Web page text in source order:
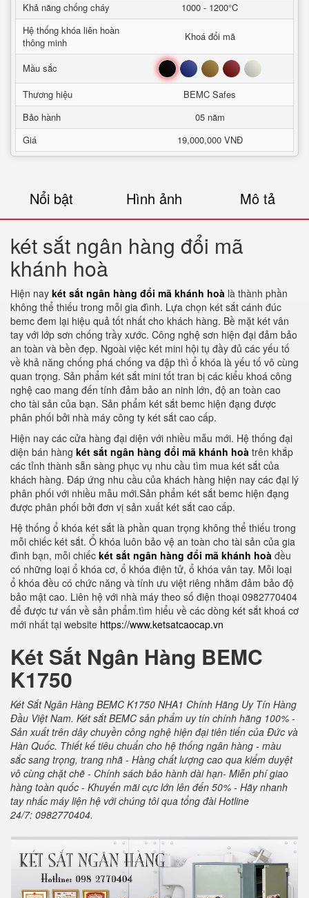
Khả năng chống cháy
1000 - 1200°C
Hệ thống khóa liên hoàn
thông minh
Khoá đổi mã
Mầu sắc Đen Xanh Nâu Đỏ Trắng
Thương hiệu
BEMC Safes
Bảo hành
05 năm
Giá
19,000,000 VNĐ
Nổi bật Hình ảnh Mô tả
két sắt ngân hàng đổi mã
khánh hoà
Hiện nay két sắt ngân hàng đổi mã khánh hoà là thành phần
không thể thiếu trong mỗi gia đình. Lựa chọn két sắt cánh đúc
bemc đem lại hiệu quả tốt nhất cho khách hàng. Bề mặt két vân
tay với lớp sơn chống trầy xước. Công nghệ sơn hiện đại đảm bảo
an toàn và bền đẹp. Ngoài việc két mini hội tụ đầy đủ các yếu tố
về khả năng chống phá chống va đập thì ổ khóa là yếu tố vô cùng
quan trọng. Sản phẩm két sắt mini tốt tran bị các kiểu khoá công
nghệ cao mang đến tính đảm bảo an ninh lớn, độ an toàn cao
cho tài sản của bạn. Sản phẩm két sắt bemc hiện đạng được
phân phối bởi nhà máy công ty két sắt cao cấp.
Hiện nay các cửa hàng đại diện với nhiều mẫu mới. Hệ thống đại
diện bán hàng két sắt ngân hàng đổi mã khánh hoà trên khắp
các tỉnh thành sẵn sàng phục vụ nhu cầu tìm mua két sắt của
khách hàng. Đáp ứng nhu cầu của khách hàng hiện nay các đại lý
phân phối với nhiều mẫu mới.Sản phẩm két sắt bemc hiện đạng
được phân phối bởi đơn vị sản xuất két sắt cao cấp.
Hệ thống ổ khóa két sắt là phần quan trọng không thể thiếu trong
mỗi chiếc két sắt. Ổ khóa luôn bảo vệ an toàn cho tài sản của gia
đình bạn, mỗi chiếc két sắt ngân hàng đổi mã khánh hoà đều
có những loại ổ khóa cơ, ổ khóa điện tử, ổ khóa vân tay. Mỗi loại
ổ khóa đều có chức năng và tính ưu việt riêng nhằm đảm bảo độ
bảo mật cao. Liên hệ với nhà máy theo số điện thoại 0982770404
để được tư vấn về sản phẩm.tìm hiểu về các dòng két sắt khoá cơ
mới nhất tại website https://www.ketsatcaocap.vn
Két Sắt Ngân Hàng BEMC
K1750
Két Sắt Ngân Hàng BEMC K1750 NHA1 Chính Hãng Uy Tín Hàng
Đầu Việt Nam. Két sắt BEMC sản phẩm uy tín chính hãng 100% -
Sản xuất trên dây chuyền công nghệ hiện đại tiên tiến của Đức và
Hàn Quốc. Thiết kế tiêu chuẩn cho hệ thống ngân hàng - màu
sắc sang trọng, trang nhã - Hàng chất lượng cao qua kiểm duyệt
vô cùng chặt chẽ - Chính sách bảo hành dài hạn- Miễn phí giao
hàng toàn quốc - Khuyến mãi cực lớn lên đến 50% - Hãy nhanh
tay nhấc máy liện hệ với chúng tôi qua tổng đài Hotline
24/7: 0982770404.